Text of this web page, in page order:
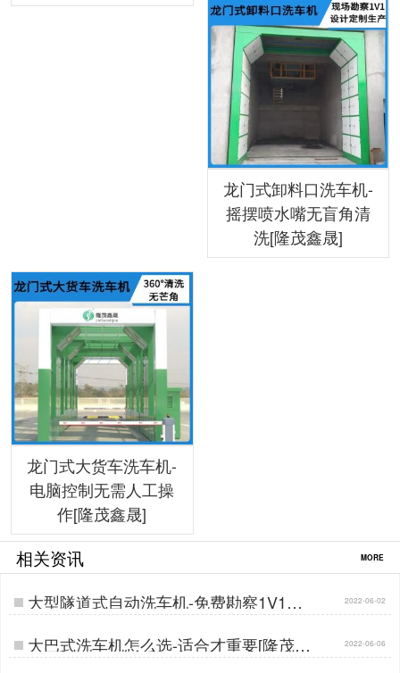
龙门式卸料口洗车机-
摇摆喷水嘴无盲角清
洗[隆茂鑫晟]
龙门式大货车洗车机-
电脑控制无需人工操
作[隆茂鑫晟]
相关资讯 MORE
大型隧道式自动洗车机-免费勘察1V1设
计订做[隆茂鑫晟]…
2022-06-02
大巴式洗车机怎么选-适合才重要[隆茂鑫
晟]…
2022-06-06